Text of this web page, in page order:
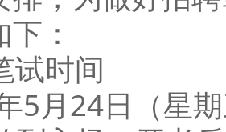
：
时间
5月24日（星